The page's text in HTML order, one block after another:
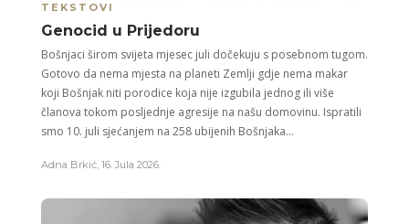
TEKSTOVI
Genocid u Prijedoru
Bošnjaci širom svijeta mjesec juli dočekuju s posebnom tugom.
Gotovo da nema mjesta na planeti Zemlji gdje nema makar
koji Bošnjak niti porodice koja nije izgubila jednog ili više
članova tokom posljednje agresije na našu domovinu. Ispratili
smo 10. juli sjećanjem na 258 ubijenih Bošnjaka...
Adna Brkić, 16. Jula 2026.